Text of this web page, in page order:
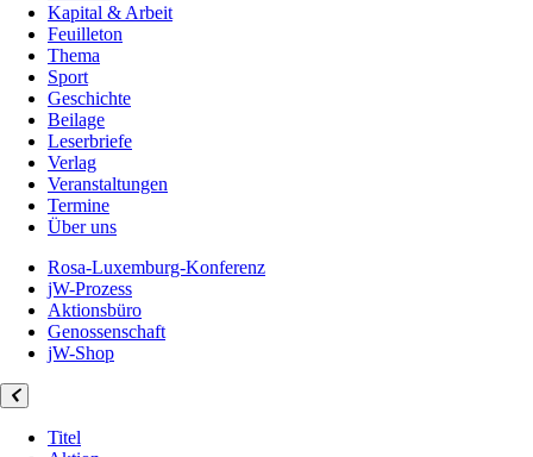
Kapital & Arbeit
Feuilleton
Thema
Sport
Geschichte
Beilage
Leserbriefe
Verlag
Veranstaltungen
Termine
Über uns
Rosa-Luxemburg-Konferenz
jW-Prozess
Aktionsbüro
Genossenschaft
jW-Shop
Titel